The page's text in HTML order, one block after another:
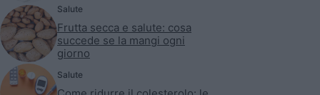
Salute
Frutta secca e salute: cosa
succede se la mangi ogni
giorno
Salute